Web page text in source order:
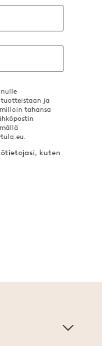
tuotteistaan ja
tahansa
kuten